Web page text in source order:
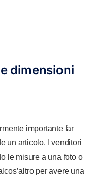
dimensioni
importante far
un articolo. I venditori
le misure a una foto o
per avere una